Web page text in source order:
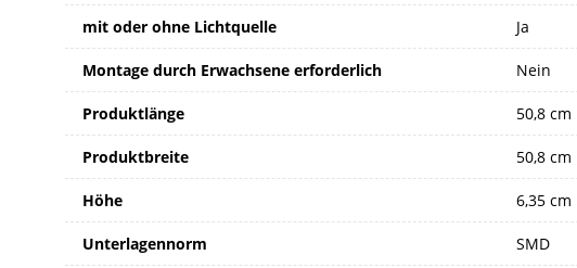
mit oder ohne Lichtquelle Ja
Montage durch Erwachsene erforderlich Nein
Produktlänge 50,8 cm
Produktbreite 50,8 cm
Höhe 6,35 cm
Unterlagennorm SMD